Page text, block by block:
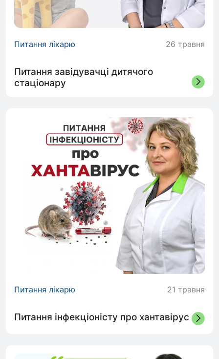
Питання лікарю 26 травня
Питання завідувачці дитячого
стаціонару
Питання лікарю 21 травня
Питання інфекціоністу про хантавірус